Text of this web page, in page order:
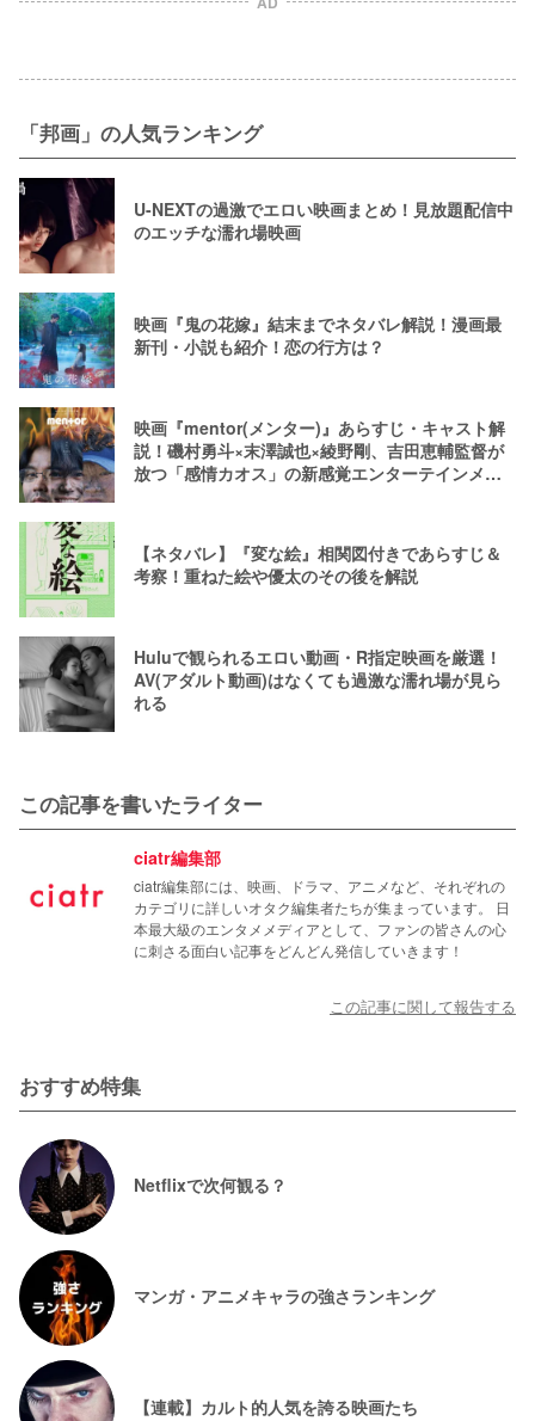
「邦画」の人気ランキング
U-NEXTの過激でエロい映画まとめ！見放題配信中
のエッチな濡れ場映画
映画『鬼の花嫁』結末までネタバレ解説！漫画最
新刊・小説も紹介！恋の行方は？
映画『mentor(メンター)』あらすじ・キャスト解
説！磯村勇斗×末澤誠也×綾野剛、吉田恵輔監督が
放つ「感情カオス」の新感覚エンターテインメン
【ネタバレ】『変な絵』相関図付きであらすじ＆
考察！重ねた絵や優太のその後を解説
Huluで観られるエロい動画・R指定映画を厳選！
AV(アダルト動画)はなくても過激な濡れ場が見ら
れる
この記事を書いたライター
ciatr編集部
ciatr編集部には、映画、ドラマ、アニメなど、それぞれの
カテゴリに詳しいオタク編集者たちが集まっています。 日
本最大級のエンタメメディアとして、ファンの皆さんの心
に刺さる面白い記事をどんどん発信していきます！
この記事に関して報告する
おすすめ特集
Netflixで次何観る？
マンガ・アニメキャラの強さランキング
【連載】カルト的人気を誇る映画たち